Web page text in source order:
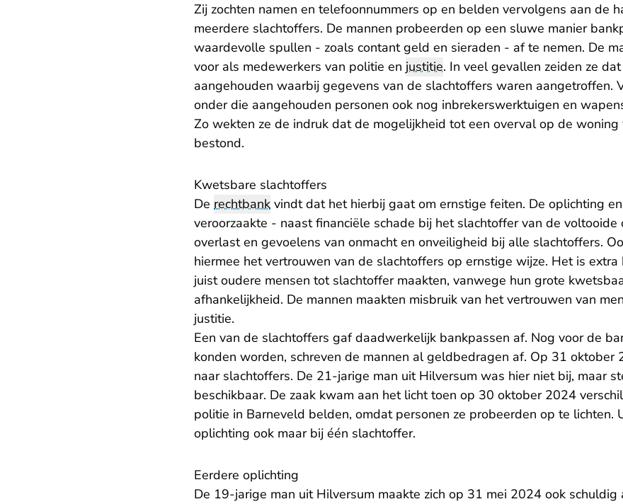
Zij zochten namen en telefoonnummers op en belden vervolgens aan de
meerdere slachtoffers. De mannen probeerden op een sluwe manier
waardevolle spullen - zoals contant geld en sieraden - af te nemen. De
voor als medewerkers van politie en justitie. In veel gevallen zeiden ze
aangehouden waarbij gegevens van de slachtoffers waren aangetroffen.
onder die aangehouden personen ook nog inbrekerswerktuigen en
Zo wekten ze de indruk dat de mogelijkheid tot een overval op de
bestond.
Kwetsbare slachtoffers
De rechtbank vindt dat het hierbij gaat om ernstige feiten. De oplichting
veroorzaakte - naast financiële schade bij het slachtoffer van de
overlast en gevoelens van onmacht en onveiligheid bij alle slachtoffers.
hiermee het vertrouwen van de slachtoffers op ernstige wijze. Het is
juist oudere mensen tot slachtoffer maakten, vanwege hun grote
afhankelijkheid. De mannen maakten misbruik van het vertrouwen van
justitie.
Een van de slachtoffers gaf daadwerkelijk bankpassen af. Nog voor de
konden worden, schreven de mannen al geldbedragen af. Op 31 oktober
naar slachtoffers. De 21-jarige man uit Hilversum was hier niet bij, maar
beschikbaar. De zaak kwam aan het licht toen op 30 oktober 2024
politie in Barneveld belden, omdat personen ze probeerden op te lichten.
oplichting ook maar bij één slachtoffer.
Eerdere oplichting
De 19-jarige man uit Hilversum maakte zich op 31 mei 2024 ook schuldig